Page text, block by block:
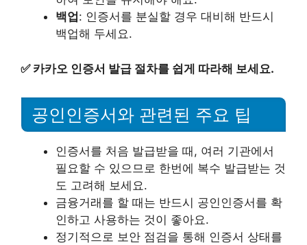
백업 : 인증서를 분실할 경우 대비해 반드시
백업해 두세요.
✅ 카카오 인증서 발급 절차를 쉽게 따라해 보세요.
공인인증서와 관련된 주요 팁
인증서를 처음 발급받을 때, 여러 기관에서
필요할 수 있으므로 한번에 복수 발급받는 것
도 고려해 보세요.
금융거래를 할 때는 반드시 공인인증서를 확
인하고 사용하는 것이 좋아요.
정기적으로 보안 점검을 통해 인증서 상태를